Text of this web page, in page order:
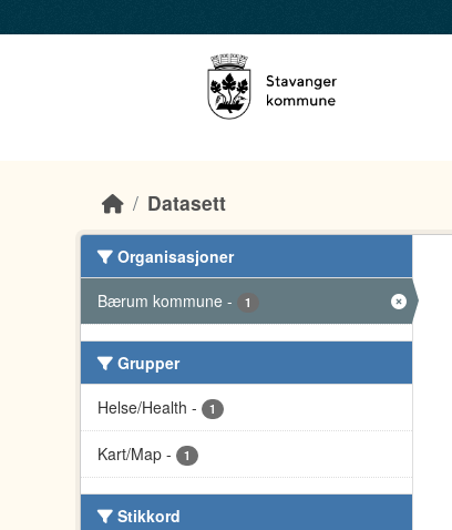
Datasett
Organisasjoner
Bærum kommune - 1
Grupper
Helse/Health - 1
Kart/Map - 1
Stikkord